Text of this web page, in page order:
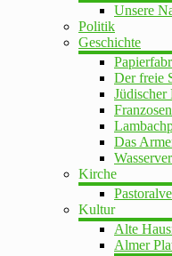
Unsere
Politik
Geschichte
Der freie
Jüdischer
Das
Kirche
Kultur
Alte
Almer